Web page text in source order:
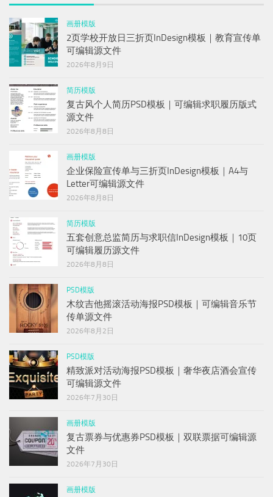
画册模版
2页学校开放日三折页InDesign模板｜教育宣传单
可编辑源文件
2026年8月9日
简历模版
复古风个人简历PSD模板｜可编辑求职履历版式
源文件
2026年8月8日
画册模版
企业保险宣传单与三折页InDesign模板｜A4与
Letter可编辑源文件
2026年8月8日
简历模版
五套创意总监简历与求职信InDesign模板｜10页
可编辑履历源文件
2026年8月8日
PSD模版
木纹吉他摇滚活动海报PSD模板｜可编辑音乐节
传单源文件
2026年8月2日
PSD模版
精致派对活动海报PSD模板｜奢华夜店酒会宣传
可编辑源文件
2026年7月30日
画册模版
复古票券与优惠券PSD模板｜双联票据可编辑源
文件
2026年7月30日
画册模版